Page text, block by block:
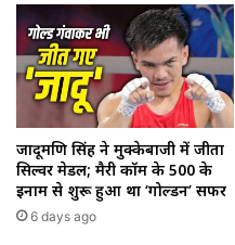
जादूमणि सिंह ने मुक्केबाजी में जीता
सिल्वर मेडल; मैरी कॉम के ₹500 के
इनाम से शुरू हुआ था ‘गोल्डन’ सफर
6 days ago